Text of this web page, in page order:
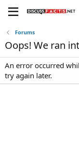
Forums
Oops! We ran
An error occurred
try again later.